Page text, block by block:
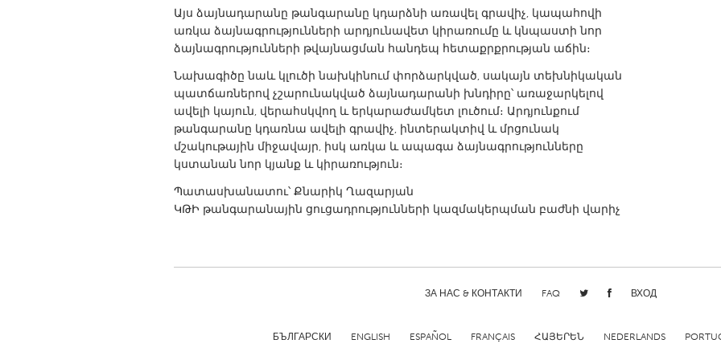
UZBEKISTAN
Tashkent
Այս ձայնադարանը թանգարանը կդարձնի առավել գրավիչ, կապահովի
առկա ձայնագրությունների արդյունավետ կիրառումը և կնպաստի նոր
ձայնագրությունների թվայնացման հանդեպ հետաքրքրության աճին։
Նախագիծը նաև կլուծի նախկինում փորձարկված, սակայն տեխնիկական
պատճառներով չշարունակված ձայնադարանի խնդիրը՝ առաջարկելով
ավելի կայուն, վերահսկվող և երկարաժամկետ լուծում։ Արդյունքում
թանգարանը կդառնա ավելի գրավիչ, ինտերակտիվ և մրցունակ
մշակութային միջավայր, իսկ առկա և ապագա ձայնագրությունները
կստանան նոր կյանք և կիրառություն։
Պատասխանատու՝ Քնարիկ Ղազարյան
ԿԹԻ թանգարանային ցուցադրությունների կազմակերպման բաժնի վարիչ
ЗА НАС & КОНТАКТИ FAQ ВХОД
БЪЛГАРСКИ ENGLISH ESPAÑOL FRANÇAIS ՀԱՅԵՐԵՆ NEDERLANDS